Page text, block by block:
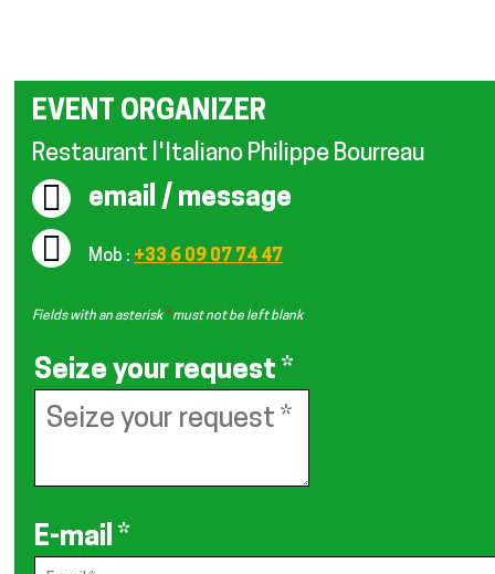
EVENT ORGANIZER
Restaurant l'Italiano Philippe Bourreau
email / message
Mob : +33 6 09 07 74 47
Fields with an asterisk*must not be left blank
Seize your request *
E-mail *